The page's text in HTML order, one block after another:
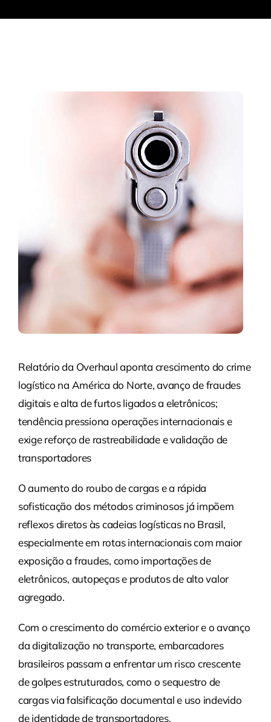
Relatório da Overhaul aponta crescimento do crime
logístico na América do Norte, avanço de fraudes
digitais e alta de furtos ligados a eletrônicos;
tendência pressiona operações internacionais e
exige reforço de rastreabilidade e validação de
transportadores
O aumento do roubo de cargas e a rápida
sofisticação dos métodos criminosos já impõem
reflexos diretos às cadeias logísticas no Brasil,
especialmente em rotas internacionais com maior
exposição a fraudes, como importações de
eletrônicos, autopeças e produtos de alto valor
agregado.
Com o crescimento do comércio exterior e o avanço
da digitalização no transporte, embarcadores
brasileiros passam a enfrentar um risco crescente
de golpes estruturados, como o sequestro de
cargas via falsificação documental e uso indevido
de identidade de transportadores.